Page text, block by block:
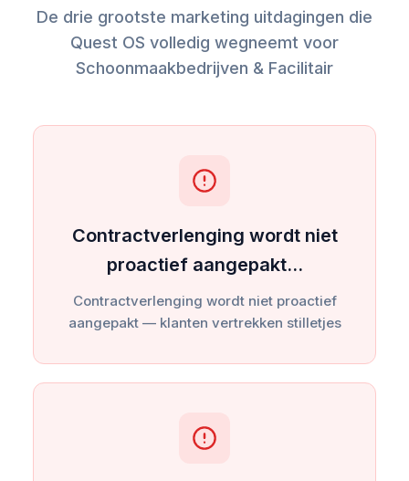
De drie grootste marketing uitdagingen die
Quest OS volledig wegneemt voor
Schoonmaakbedrijven & Facilitair
Contractverlenging wordt niet
proactief aangepakt…
Contractverlenging wordt niet proactief
aangepakt — klanten vertrekken stilletjes